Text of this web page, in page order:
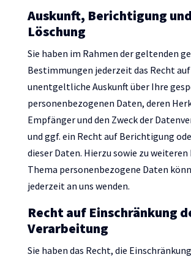
Auskunft, Berichtigung und
Löschung
Sie haben im Rahmen der geltenden
Bestimmungen jederzeit das Recht auf
unentgeltliche Auskunft über Ihre
personenbezogenen Daten, deren
Empfänger und den Zweck der
und ggf. ein Recht auf Berichtigung
dieser Daten. Hierzu sowie zu weiteren
Thema personenbezogene Daten
jederzeit an uns wenden.
Recht auf Einschränkung
Verarbeitung
Sie haben das Recht, die